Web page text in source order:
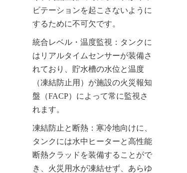
ビテーションを起こさないように
するために不可欠です。
統合レベル・温度監視：タンクに
はリアルタイムセンサーが装備さ
れており、貯水槽の水位と温度
（凍結防止用）が施設の火災報知
盤（FACP）によって常に監視さ
れます。
凍結防止と断熱：寒冷地向けに、
タンクには水中ヒーターと高性能
断熱クラッドを装備することがで
き、火災用水が凍結せず、あらゆ